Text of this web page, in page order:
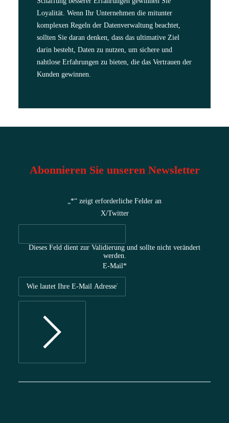
Loyalität. Wenn Ihr Unternehmen die mitunter
komplexen Regeln der Datenverwaltung beachtet,
sollten Sie daran denken, dass das ultimative Ziel
darin besteht, Daten zu nutzen, um sichere und
nahtlose Erfahrungen zu bieten, die das Vertrauen der
Kunden gewinnen.
Abonnieren Sie unseren Newsletter
„*“ zeigt erforderliche Felder an
X/Twitter
Dieses Feld dient zur Validierung und sollte nicht verändert
werden.
E-Mail*